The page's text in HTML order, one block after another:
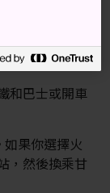
和巴士或開車
果你選擇火
，然後換乘甘